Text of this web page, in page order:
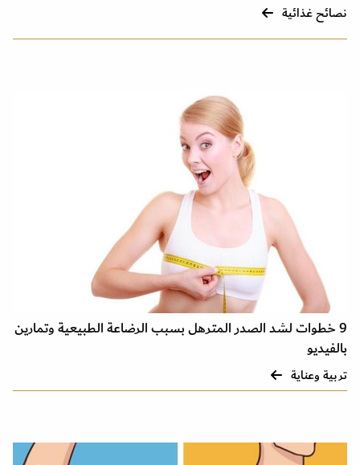
نصائح غذائية
9 خطوات لشد الصدر المترهل بسبب الرضاعة الطبيعية وتمارين
بالفيديو
تربية وعناية